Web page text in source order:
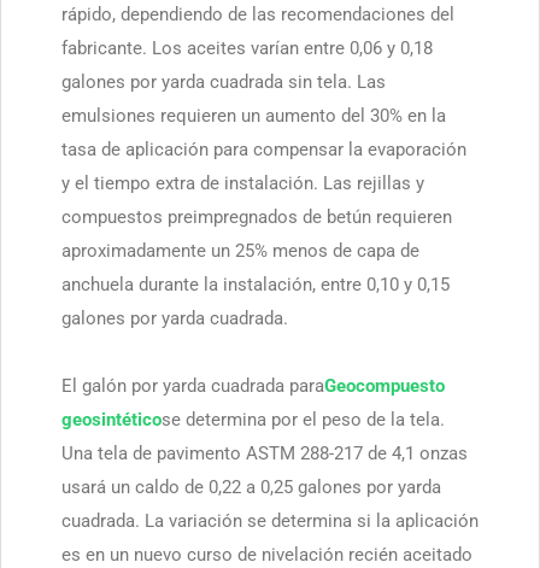
rápido, dependiendo de las recomendaciones del
fabricante. Los aceites varían entre 0,06 y 0,18
galones por yarda cuadrada sin tela. Las
emulsiones requieren un aumento del 30% en la
tasa de aplicación para compensar la evaporación
y el tiempo extra de instalación. Las rejillas y
compuestos preimpregnados de betún requieren
aproximadamente un 25% menos de capa de
anchuela durante la instalación, entre 0,10 y 0,15
galones por yarda cuadrada.
El galón por yarda cuadrada paraGeocompuesto
geosintéticose determina por el peso de la tela.
Una tela de pavimento ASTM 288-217 de 4,1 onzas
usará un caldo de 0,22 a 0,25 galones por yarda
cuadrada. La variación se determina si la aplicación
es en un nuevo curso de nivelación recién aceitado